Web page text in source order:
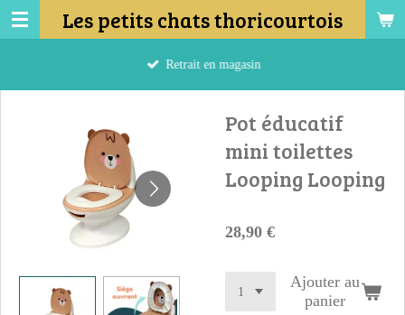
Passer
au
Les petits chats thoricourtois
Retrait en magasin
Pot éducatif
mini toilettes
Looping Looping
28,90 €
Ajouter au
panier